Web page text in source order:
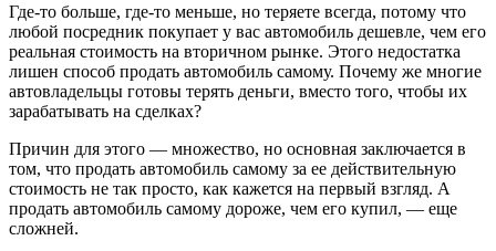
Где-то больше, где-то меньше, но теряете всегда, потому что
любой посредник покупает у вас автомобиль дешевле, чем его
реальная стоимость на вторичном рынке. Этого недостатка
лишен способ продать автомобиль самому. Почему же многие
автовладельцы готовы терять деньги, вместо того, чтобы их
зарабатывать на сделках?
Причин для этого — множество, но основная заключается в
том, что продать автомобиль самому за ее действительную
стоимость не так просто, как кажется на первый взгляд. А
продать автомобиль самому дороже, чем его купил, — еще
сложней.